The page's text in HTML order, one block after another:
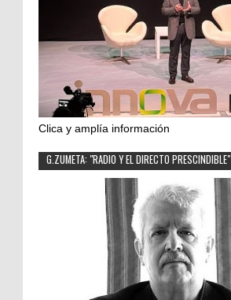
Clica y amplía información
G.ZUMETA: "RADIO Y EL DIRECTO PRESCINDIBLE"